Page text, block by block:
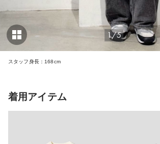
1/5
スタッフ身長：168cm
着用アイテム